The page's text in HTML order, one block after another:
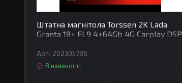
Штатна магнітола Torssen 2K Lada
Granta 18+ FL9 4+64Gb 4G Carplay DSP
202305786
В наявності